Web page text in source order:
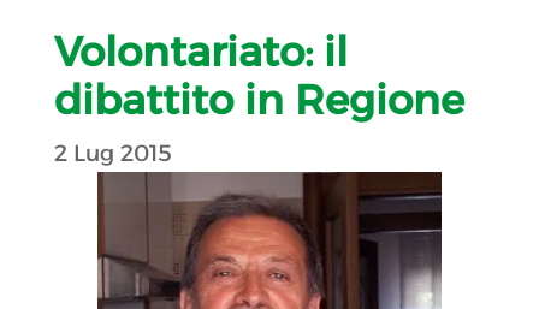
Volontariato: il
dibattito in Regione
2 Lug 2015